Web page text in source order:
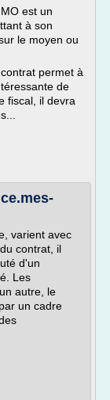
est un
à son
le moyen ou
permet à
de
fiscal, il devra
varient avec
contrat, il
d'un
Les
autre, le
un cadre